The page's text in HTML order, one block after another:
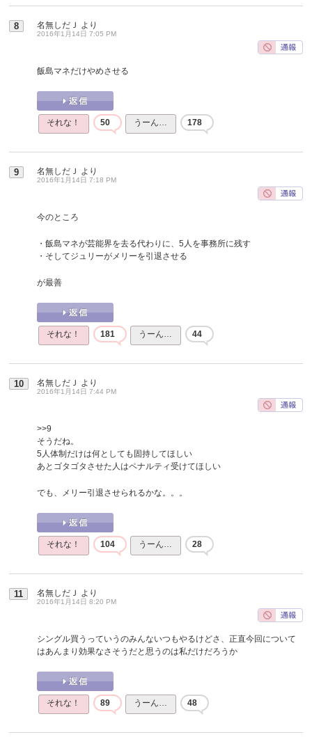
8 名無しだＪ より
2016年1月14日 7:05 PM
飯島マネだけやめさせる
それな！ 50 うーん… 178
9 名無しだＪ より
2016年1月14日 7:18 PM
今のところ
・飯島マネが芸能界を去る代わりに、5人を事務所に残す
・そしてジュリーがメリーを引退させる
が最善
それな！ 181 うーん… 44
10 名無しだＪ より
2016年1月14日 7:44 PM
>>9
そうだね。
5人体制だけは何としても固持してほしい
あとゴタゴタさせた人はペナルティ受けてほしい
でも、メリー引退させられるかな。。。
それな！ 104 うーん… 28
11 名無しだＪ より
2016年1月14日 8:20 PM
シングル買うっていうのみんないつもやるけどさ、正直今回について
はあんまり効果なさそうだと思うのは私だけだろうか
それな！ 89 うーん… 48